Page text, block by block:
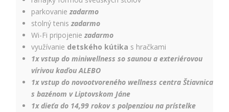
parkovaniezadarmo
stolný teniszadarmo
Wi-Fi pripojeniezadarmo
využívanie detského kútika s hračkami
1x vstup do miniwellness so saunou a exteriérovou
vírivou kaďou ALEBO
1x vstup do novootvoreného wellness centra Štiavnica
s bazénom v Liptovskom Jáne
1x dieťa do 14,99 rokov s polpenziou na prístelke